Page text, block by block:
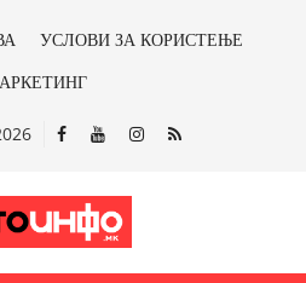
УСЛОВИ ЗА КОРИСТЕЊЕ